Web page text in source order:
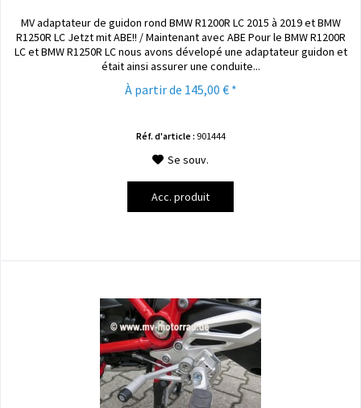
MV adaptateur de guidon rond BMW R1200R LC 2015 à 2019 et BMW
R1250R LC Jetzt mit ABE!! / Maintenant avec ABE Pour le BMW R1200R
LC et BMW R1250R LC nous avons dévelopé une adaptateur guidon et
était ainsi assurer une conduite...
À partir de 145,00 € *
Réf. d'article : 901444
Se souv.
Acc. produit